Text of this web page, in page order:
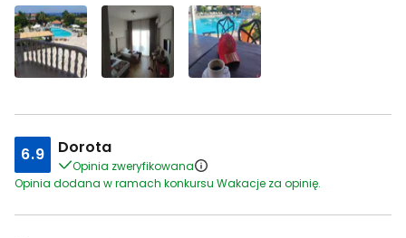
6.9 Dorota
Opinia zweryfikowana
Opinia dodana w ramach konkursu Wakacje za opinię.